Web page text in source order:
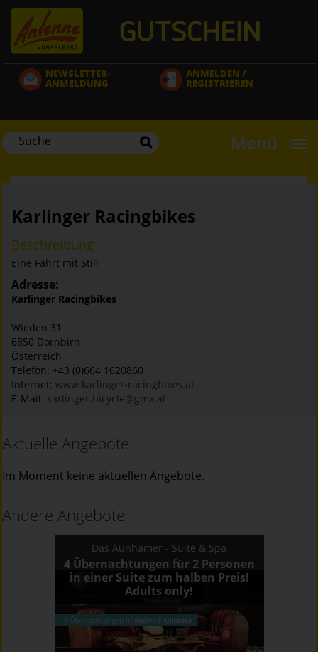
Direkt
Inhalt
NEWSLETTER-
ANMELDUNG
ANMELDEN /
REGISTRIEREN
Menü
Karlinger Racingbikes
Beschreibung
Eine Fahrt mit Stil!
Adresse:
Karlinger Racingbikes
Wieden 31
6850 Dornbirn
Österreich
Telefon: +43 (0)664 1620860
Internet: www.karlinger-racingbikes.at
E-Mail: karlinger.bicycle@gmx.at
Aktuelle Angebote
Im Moment keine aktuellen Angebote.
Andere Angebote
Das Aunhamer - Suite & Spa
4 Übernachtungen für 2 Personen
in einer Suite zum halben Preis!
Adults only!